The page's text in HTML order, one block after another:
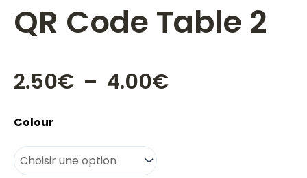
QR Code Table 2
2.50€ – 4.00€Plage
Colour
quantité
QR
Code